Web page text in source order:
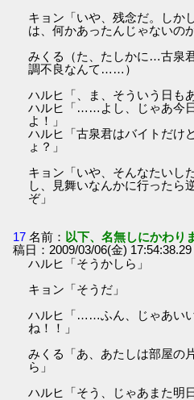
キョン「いや、残念だ。しか
は、何かあったんじゃないの
みくる（た、たしかに…古泉
調不良なんて……）
ハルヒ「、ま、そういう日も
ハルヒ「……よし、じゃあ今
よ！」
ハルヒ「古泉君はバイトだけ
ょ？」
キョン「いや、そんなたいし
し、見舞いなんかに行ったら
ぞ」
17 名前： 以下、名無しにかわり
稿日：2009/03/06(金)
ハルヒ「そうかしら」
キョン「そうだ」
ハルヒ「……ふん、じゃあい
ね！！」
みくる「あ、あたしは部屋の
ら」
ハルヒ「そう、じゃあまた明